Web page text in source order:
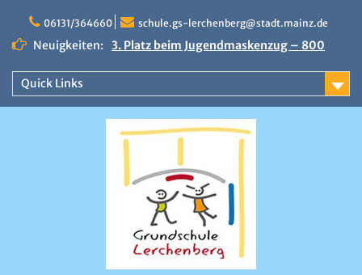
content
06131/364660 schule.gs-lerchenberg@stadt.mainz.de
Neuigkeiten:
3. Platz beim Jugendmaskenzug – 800
Grundschule Lerchenberg
Fastnachtsumzug 2026
Quick Links